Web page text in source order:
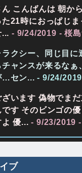
ん こんばんは 朝か
た21時におっぱじ
... - 9/24/2019 - 桜
ラクシー、同じ目に
ャンスが来るなぁ
…セン... - 9/24/2019
ざいます 偽物でま
す そのビンゴの
よ 優... - 9/23/2019
ブ